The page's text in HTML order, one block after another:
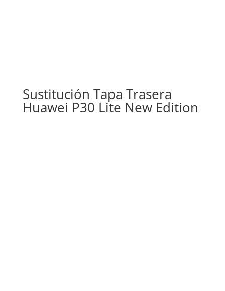
Sustitución Tapa Trasera
Huawei P30 Lite New Edition